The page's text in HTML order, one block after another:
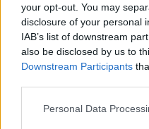
your opt-out. You may
disclosure of your personal
IAB’s list of downstream
also be disclosed by us to
Downstream Participants
Personal Data
Clindamycine
16-12-2017 | Vrouw | 60
clindamycine (300mg)
Wondroos
Effectiviteit
Hoeveelheid bijwerkingen